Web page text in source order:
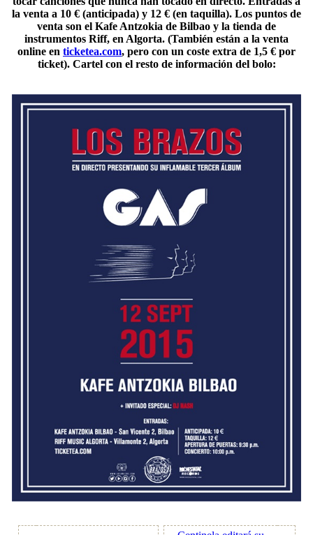
la venta a 10 € (anticipada) y 12 € (en taquilla). Los puntos de
venta son el Kafe Antzokia de Bilbao y la tienda de
instrumentos Riff, en Algorta. (También están a la venta
online en ticketea.com, pero con un coste extra de 1,5 € por
ticket). Cartel con el resto de información del bolo: